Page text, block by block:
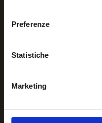
Preferenze
Statistiche
Marketing
Via del